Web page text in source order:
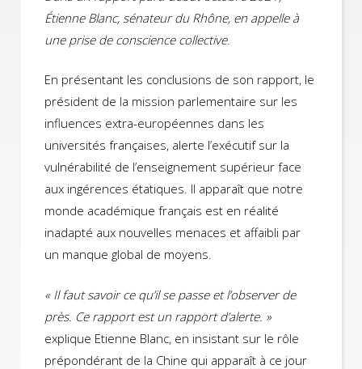
Étienne Blanc, sénateur du Rhône, en appelle à
une prise de conscience collective.
En présentant les conclusions de son rapport, le
président de la mission parlementaire sur les
influences extra-européennes dans les
universités françaises, alerte l’exécutif sur la
vulnérabilité de l’enseignement supérieur face
aux ingérences étatiques. Il apparaît que notre
monde académique français est en réalité
inadapté aux nouvelles menaces et affaibli par
un manque global de moyens.
« Il faut savoir ce qu’il se passe et l’observer de
près. Ce rapport est un rapport d’alerte. »
explique Etienne Blanc, en insistant sur le rôle
prépondérant de la Chine qui apparaît à ce jour